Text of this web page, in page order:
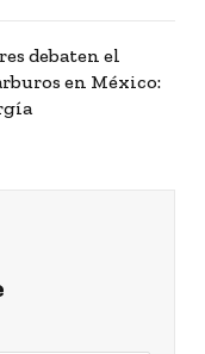
debaten el
en México: